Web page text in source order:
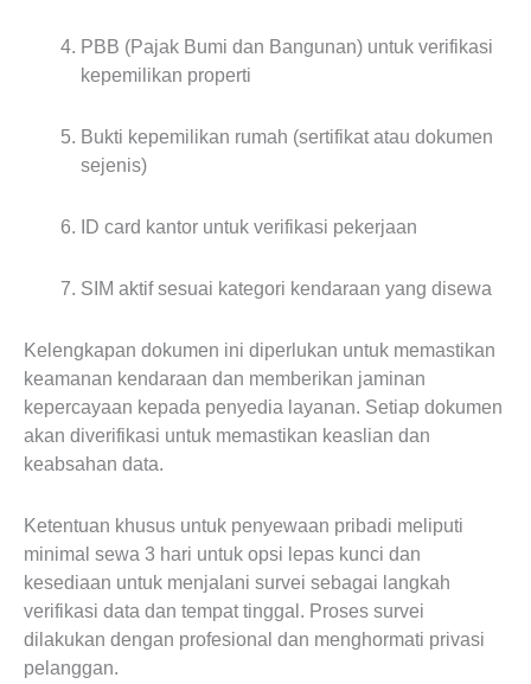
PBB (Pajak Bumi dan Bangunan) untuk verifikasi
kepemilikan properti
Bukti kepemilikan rumah (sertifikat atau dokumen
sejenis)
ID card kantor untuk verifikasi pekerjaan
SIM aktif sesuai kategori kendaraan yang disewa
Kelengkapan dokumen ini diperlukan untuk memastikan
keamanan kendaraan dan memberikan jaminan
kepercayaan kepada penyedia layanan. Setiap dokumen
akan diverifikasi untuk memastikan keaslian dan
keabsahan data.
Ketentuan khusus untuk penyewaan pribadi meliputi
minimal sewa 3 hari untuk opsi lepas kunci dan
kesediaan untuk menjalani survei sebagai langkah
verifikasi data dan tempat tinggal. Proses survei
dilakukan dengan profesional dan menghormati privasi
pelanggan.